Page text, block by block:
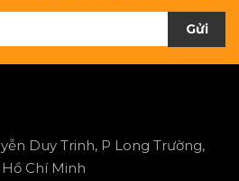
Gửi
Duy Trinh, P Long Trường,
Chí Minh